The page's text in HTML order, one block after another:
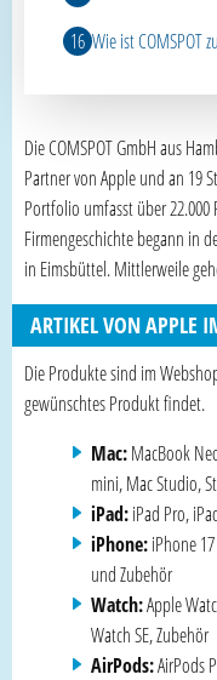
Wie ist COMSPOT
Die COMSPOT GmbH aus
Partner von Apple und an 19
Portfolio umfasst über
Firmengeschichte begann in
in Eimsbüttel. Mittlerweile
ARTIKEL VON APPLE
Die Produkte sind im
gewünschtes Produkt findet.
Mac:MacBook
mini, Mac Studio,
iPad:iPad Pro,
iPhone:iPhone
und Zubehör
Watch:Apple
Watch SE, Zubehör
AirPods:AirPods